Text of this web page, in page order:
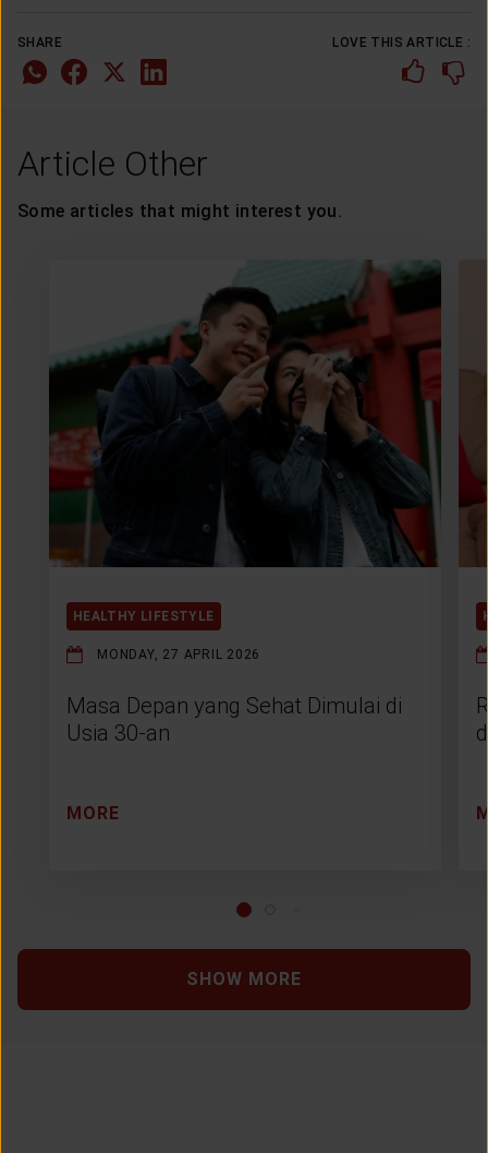
SHARE LOVE THIS ARTICLE :
Article Other
Some articles that might interest you.
HEALTHY LIFESTYLE
MONDAY, 27 APRIL 2026
Masa Depan yang Sehat Dimulai di
Usia 30-an
MORE
SHOW MORE